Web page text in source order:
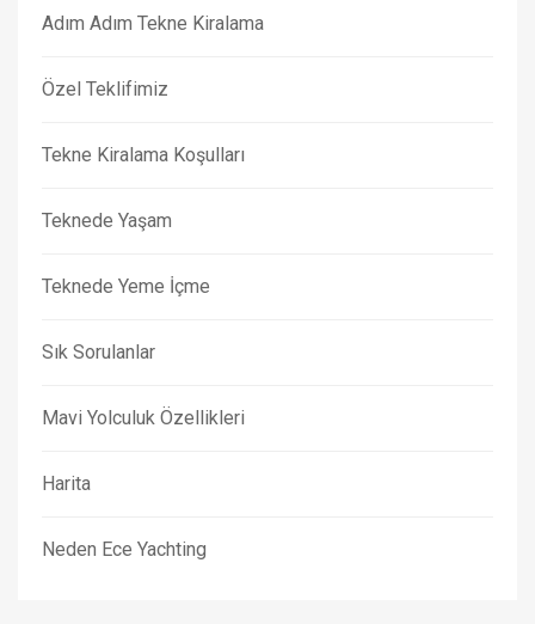
Adım Adım Tekne Kiralama
Özel Teklifimiz
Tekne Kiralama Koşulları
Teknede Yaşam
Teknede Yeme İçme
Sık Sorulanlar
Mavi Yolculuk Özellikleri
Harita
Neden Ece Yachting